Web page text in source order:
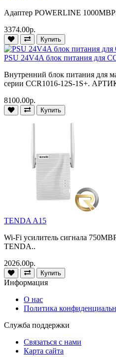
Адаптер POWERLINE
3374.00р.
Купить
PSU 24V4A блок питания для
Внутренний блок питания для
серии CCR1016-12S-1S+.
8100.00р.
Купить
TENDA A15
Wi-Fi усилитель сигнала
TENDA..
2026.00р.
Купить
Информация
О нас
Политика
Служба поддержки
Связаться с нами
Карта сайта